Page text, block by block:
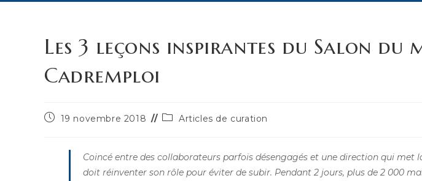
Les 3 leçons inspirantes du Salon du
Cadremploi
Publication
19 novembre 2018
PostArticles de curation
Coincé entre des collaborateurs parfois désengagés et une direction qui met
doit réinventer son rôle pour éviter de subir. Pendant 2 jours, plus de 2 000